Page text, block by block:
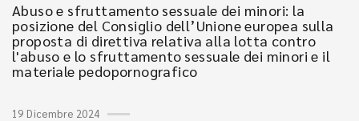
Abuso e sfruttamento sessuale dei minori: la
posizione del Consiglio dell’Unione europea sulla
proposta di direttiva relativa alla lotta contro
l'abuso e lo sfruttamento sessuale dei minori e il
materiale pedopornografico
19 Dicembre 2024